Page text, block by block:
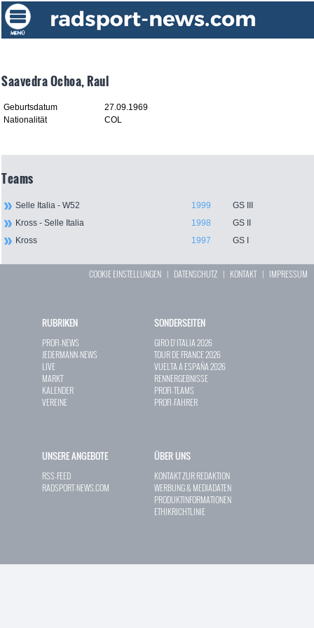
Saavedra Ochoa, Raul
Geburtsdatum
27.09.1969
Nationalität
COL
Teams
Selle Italia - W52 1999
GS III
Kross - Selle Italia
1998
GS II
Kross
1997 GS I
COOKIE EINSTELLUNGEN | DATENSCHUTZ | KONTAKT| IMPRESSUM
RUBRIKEN
PROFI-NEWS
JEDERMANN-NEWS
LIVE
MARKT
KALENDER
VEREINE
SONDERSEITEN
GIRO D`ITALIA 2026
TOUR DE FRANCE 2026
VUELTA A ESPAÑA 2026
RENNERGEBNISSE
PROFI-TEAMS
PROFI-FAHRER
UNSERE ANGEBOTE
RSS-FEED
RADSPORT-NEWS.COM
ÜBER UNS
KONTAKT ZUR REDAKTION
WERBUNG & MEDIADATEN
PRODUKTINFORMATIONEN
ETHIKRICHTLINIE